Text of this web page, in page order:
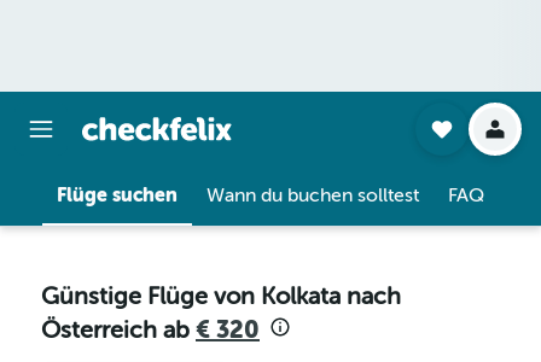
Flüge suchen Wann du buchen solltest FAQ
Günstige Flüge von Kolkata nach
Österreich ab € 320